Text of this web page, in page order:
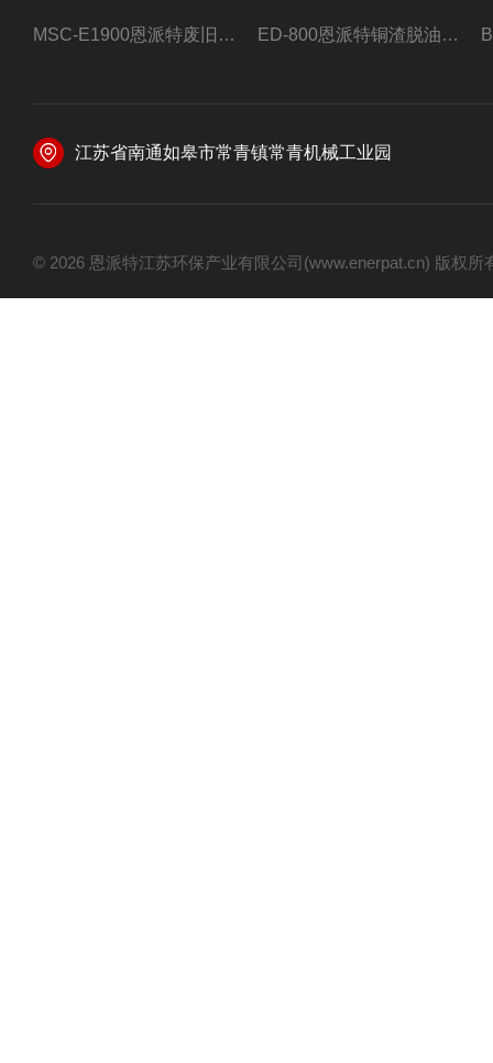
MSC-E1900恩派特废旧锂电池极片破碎处理设备 ED-800恩派特铜渣脱油机废铜屑铝屑甩油机
江苏省南通如皋市常青镇常青机械工业园
© 2026 恩派特江苏环保产业有限公司(www.enerpat.cn) 版权